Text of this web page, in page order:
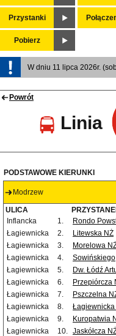
Przystanki
Pobierz
W dniu 11 lipca 2026r.
Powrót
Linia
PODSTAWOWE KIERUNKI
Modrzew
ULICA
Inflancka
1. Rondo
Łagiewnicka
2. Litewska NŻ
Łagiewnicka
3. Morelowa
Łagiewnicka
4. Sowińskiego
Łagiewnicka
5. Dw. Łódź
Łagiewnicka
6.
Przepiórcza
Łagiewnicka
7.
Pszczelna
Łagiewnicka
8.
Łagiewnicka
Łagiewnicka
9.
Kuropatwia
Łagiewnicka
10. Jaskółcza